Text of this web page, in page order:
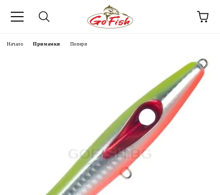
Начало Примамки Попери